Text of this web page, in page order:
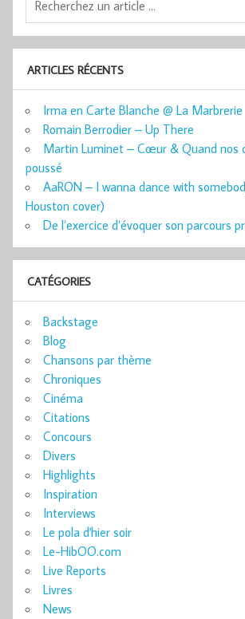
ARTICLES RÉCENTS
Irma en Carte Blanche @ La Marbrerie
Romain Berrodier – Up There
Martin Luminet – Cœur & Quand nos
poussé
AaRON – I wanna dance with
Houston cover)
De l’exercice d’évoquer son parcours
CATÉGORIES
Backstage
Blog
Chansons par thème
Chroniques
Cinéma
Citations
Concours
Divers
Highlights
Inspiration
Interviews
Le pola d'hier soir
Le-HibOO.com
Live Reports
Livres
News